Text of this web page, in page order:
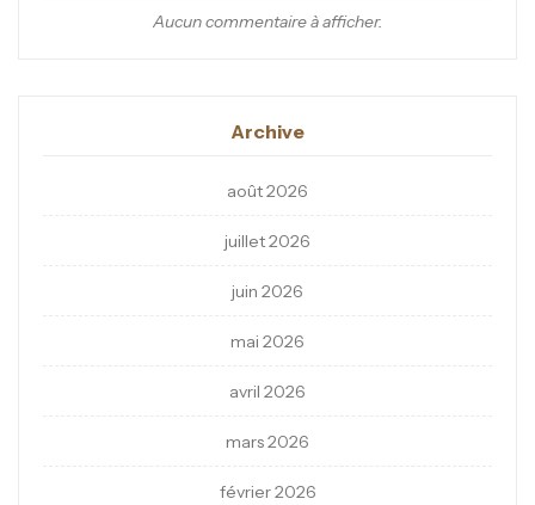
Aucun commentaire à afficher.
Archive
août 2026
juillet 2026
juin 2026
mai 2026
avril 2026
mars 2026
février 2026